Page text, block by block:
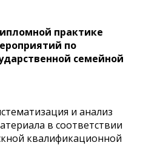
практике
по
семейной
и анализ
в соответствии
квалификационной